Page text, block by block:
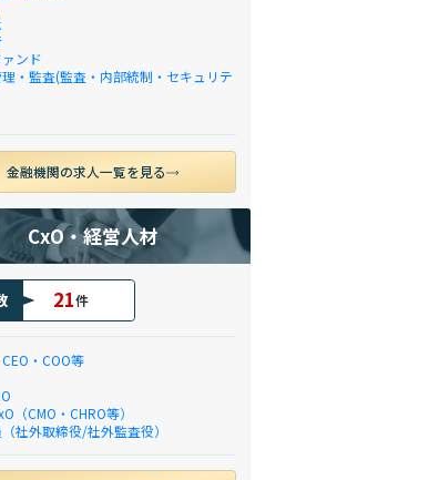
ンド
理・監査(監査・内部統制・セキュリテ
金融機関の求人一覧を見る
CxO・経営人材
21件
・COO等
（CMO・CHRO等）
社外取締役/社外監査役）